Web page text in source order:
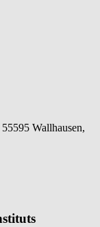
Wallhausen,